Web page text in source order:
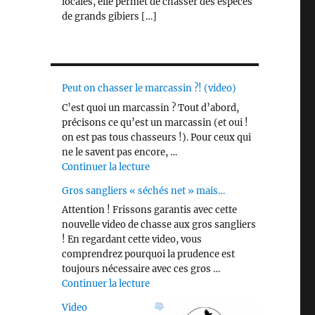
de grands gibiers […]
Peut on chasser le marcassin ?! (video)
C’est quoi un marcassin ? Tout d’abord,
précisons ce qu’est un marcassin (et oui !
on est pas tous chasseurs !). Pour ceux qui
ne le savent pas encore, …
Continuer la lecturede « Peut on chasser le marcassin ?!
Gros sangliers « séchés net » mais…
Attention ! Frissons garantis avec cette
nouvelle video de chasse aux gros sangliers
! En regardant cette video, vous
comprendrez pourquoi la prudence est
toujours nécessaire avec ces gros …
Continuer la lecturede « Gros sangliers « séchés net »
Video